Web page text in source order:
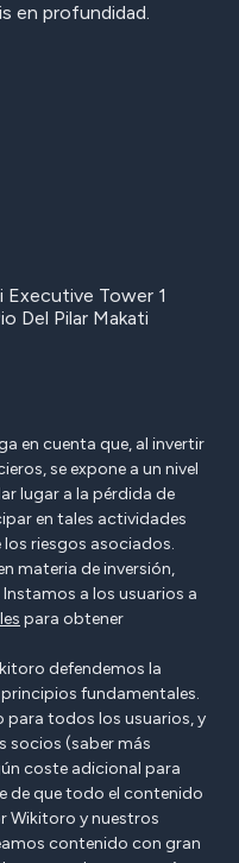
en profundidad.
Executive Tower 1
Del Pilar Makati
en cuenta que, al invertir
se expone a un nivel
lugar a la pérdida de
en tales actividades
riesgos asociados.
materia de inversión,
a los usuarios a
para obtener
defendemos la
fundamentales.
para todos los usuarios, y
socios (saber más
coste adicional para
de que todo el contenido
Wikitoro y nuestros
contenido con gran